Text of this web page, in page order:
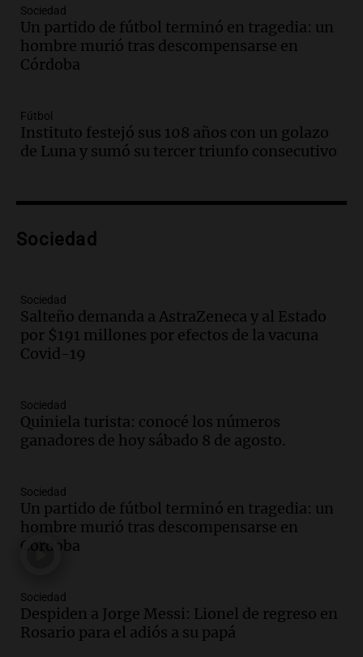
Episodios
Audio.Casabindo se prepara para una
celebración única: 30.000 turistas y el
tradicional Toreo de la Vincha
Audio.Borges, abogada de Pourrain:
"Tres hombres se lo llevaron para
hacerle preguntas y nunca regresó"
Episodios
metros del río Suquía y retiraron hasta
Episodios
Audio.La historia de la servilleta que
firmó Jorge Messi para el primer
contrato de Leo con Barcelona
Audio.Joan Gaspart: "Sin Jorge, no sé si
Messi hubiera llegado adonde llegó"
Audio.El orgullo y el sueño argentino de
Jorge Messi en una entrevista con Rony
Vargas en 2007
Audio.El abuelo de Agostina Vega, tras
las nuevas detenciones: "En esa casa
Sociedad
Un partido de fútbol terminó en tragedia: un
hombre murió tras descompensarse en
Córdoba
Fútbol
Instituto festejó sus 108 años con un golazo
de Luna y sumó su tercer triunfo consecutivo
Sociedad
Sociedad
Salteño demanda a AstraZeneca y al Estado
por $191 millones por efectos de la vacuna
Covid-19
Sociedad
Quiniela turista: conocé los números
ganadores de hoy sábado 8 de agosto.
Sociedad
Un partido de fútbol terminó en tragedia: un
hombre murió tras descompensarse en
Córdoba
Sociedad
Despiden a Jorge Messi: Lionel de regreso en
Rosario para el adiós a su papá